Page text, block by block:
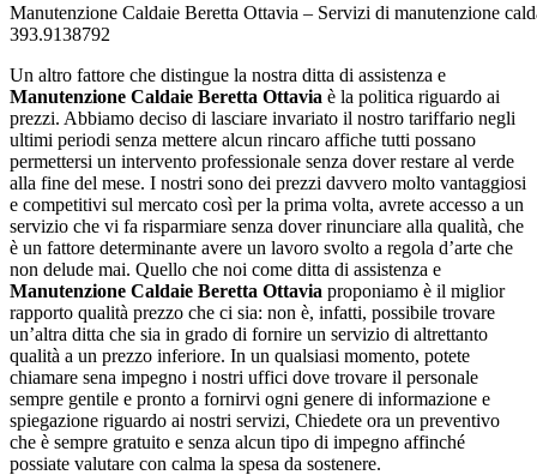
Manutenzione Caldaie Beretta Ottavia – Servizi di manutenzione
393.9138792
Un altro fattore che distingue la nostra ditta di assistenza e
Manutenzione Caldaie Beretta Ottavia è la politica riguardo ai
prezzi. Abbiamo deciso di lasciare invariato il nostro tariffario negli
ultimi periodi senza mettere alcun rincaro affiche tutti possano
permettersi un intervento professionale senza dover restare al verde
alla fine del mese. I nostri sono dei prezzi davvero molto vantaggiosi
e competitivi sul mercato così per la prima volta, avrete accesso a un
servizio che vi fa risparmiare senza dover rinunciare alla qualità, che
è un fattore determinante avere un lavoro svolto a regola d’arte che
non delude mai. Quello che noi come ditta di assistenza e
Manutenzione Caldaie Beretta Ottavia proponiamo è il miglior
rapporto qualità prezzo che ci sia: non è, infatti, possibile trovare
un’altra ditta che sia in grado di fornire un servizio di altrettanto
qualità a un prezzo inferiore. In un qualsiasi momento, potete
chiamare sena impegno i nostri uffici dove trovare il personale
sempre gentile e pronto a fornirvi ogni genere di informazione e
spiegazione riguardo ai nostri servizi, Chiedete ora un preventivo
che è sempre gratuito e senza alcun tipo di impegno affinché
possiate valutare con calma la spesa da sostenere.